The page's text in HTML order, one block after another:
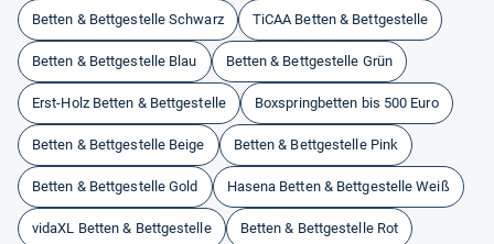
Betten & Bettgestelle Schwarz TiCAA Betten & Bettgestelle
Betten & Bettgestelle Blau Betten & Bettgestelle Grün
Erst-Holz Betten & Bettgestelle Boxspringbetten bis 500 Euro
Betten & Bettgestelle Beige Betten & Bettgestelle Pink
Betten & Bettgestelle Gold Hasena Betten & Bettgestelle Weiß
vidaXL Betten & Bettgestelle Betten & Bettgestelle Rot